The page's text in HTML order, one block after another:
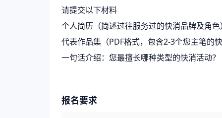
请提交以下材料
个人简历（简述过往服务过的快消品牌及角
代表作品集（PDF格式，包含2-3个您主笔的
一句话介绍：您最擅长哪种类型的快消活动
报名要求